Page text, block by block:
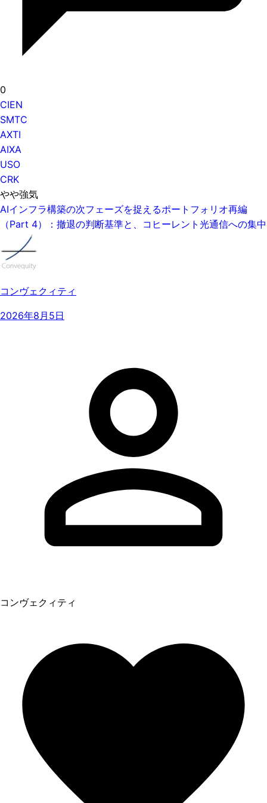
0
CIEN
SMTC
AXTI
AIXA
USO
CRK
やや強気
AIインフラ構築の次フェーズを捉えるポートフォリオ再編
（Part 4）：撤退の判断基準と、コヒーレント光通信への集中
コンヴェクィティ
2026年8月5日
コンヴェクィティ